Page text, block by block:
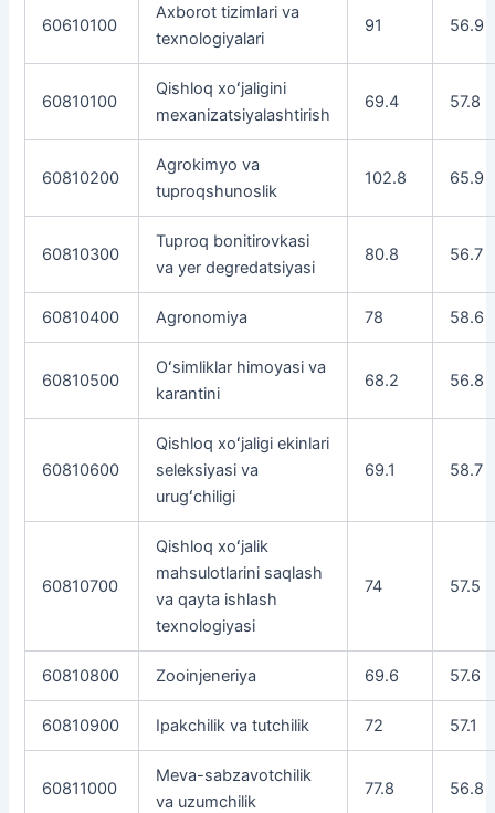
60610100
Axborot tizimlari va
texnologiyalari
91 56.9
60810100
Qishloq xoʻjaligini
mexanizatsiyalashtirish
69.4 57.8
60810200
Agrokimyo va
tuproqshunoslik
102.8 65.9
60810300
Tuproq bonitirovkasi
va yer degredatsiyasi
80.8 56.7
60810400 Agronomiya 78 58.6
60810500
Oʻsimliklar himoyasi va
karantini
68.2 56.8
60810600
Qishloq xoʻjaligi ekinlari
seleksiyasi va
urugʻchiligi
69.1 58.7
60810700
Qishloq xoʻjalik
mahsulotlarini saqlash
va qayta ishlash
texnologiyasi
74 57.5
60810800 Zooinjeneriya 69.6 57.6
60810900 Ipakchilik va tutchilik 72 57.1
60811000
Meva-sabzavotchilik
va uzumchilik
77.8 56.8